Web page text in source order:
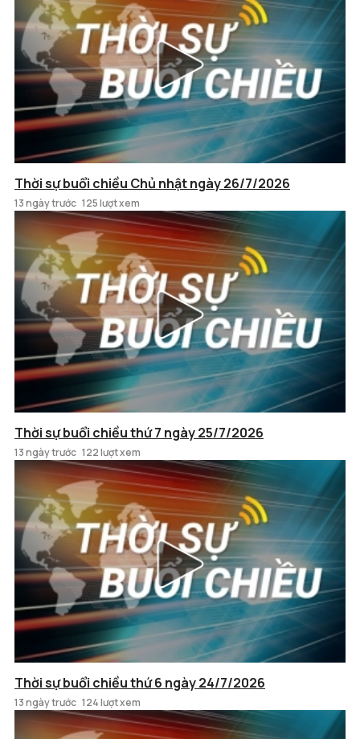
Thời sự buổi chiều Chủ nhật ngày 26/7/2026
13 ngày trước 125 lượt xem
Thời sự buổi chiều thứ 7 ngày 25/7/2026
13 ngày trước 122 lượt xem
Thời sự buổi chiều thứ 6 ngày 24/7/2026
13 ngày trước 124 lượt xem